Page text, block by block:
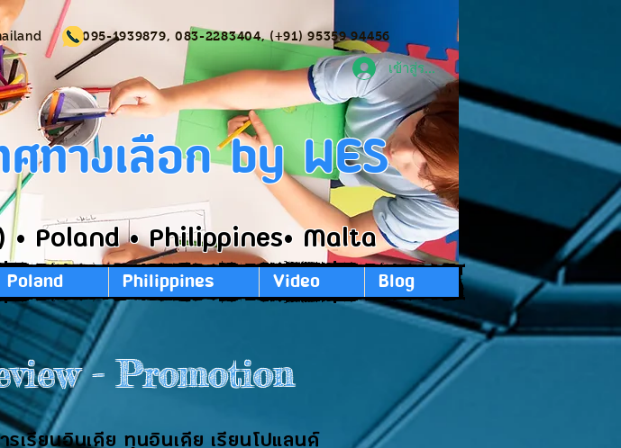
095-1939879, 083-2283404, (+91) 95359 94456
ศทางเลือก by WES
• Poland • Philippines• Malta
เข้าสู่ระบบ
Poland Philippines Video Blog
- Promotion
เรียนอินเดีย ทุนอินเดีย เรียนโปแลนด์